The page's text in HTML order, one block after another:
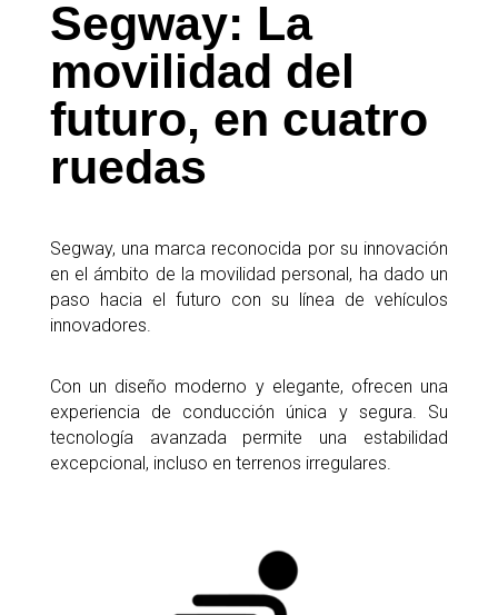
Segway: La
movilidad del
futuro, en cuatro
ruedas
Segway, una marca reconocida por su innovación
en el ámbito de la movilidad personal, ha dado un
paso hacia el futuro con su línea de vehículos
innovadores.
Con un diseño moderno y elegante, ofrecen una
experiencia de conducción única y segura. Su
tecnología avanzada permite una estabilidad
excepcional, incluso en terrenos irregulares.